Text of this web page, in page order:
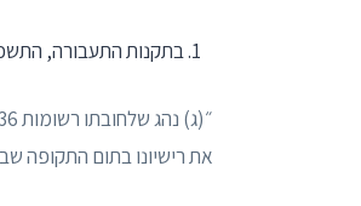
בתקנות התעבורה, התשכ״א-11961, במקום תקנת
את רישיונו בתום התקופה